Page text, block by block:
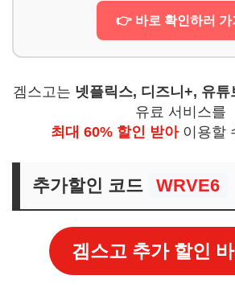
👉 바로 확인하러 가
겜스고는 넷플릭스, 디즈니+, 유
유료 서비스를
최대 60% 할인 받아이용할
추가할인 코드 WRVE6
겜스고 추가 할인 바